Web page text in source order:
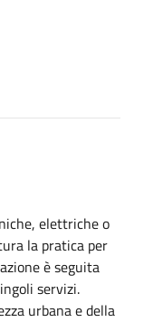
elettriche o
la pratica per
è seguita
servizi.
urbana e della